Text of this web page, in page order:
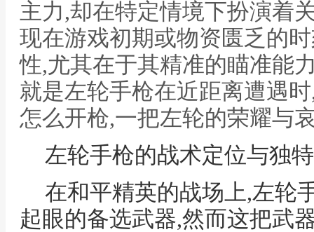
主力,却在特定情境下扮演着
现在游戏初期或物资匮乏的
性,尤其在于其精准的瞄准能
就是左轮手枪在近距离遭遇
怎么开枪,一把左轮的荣耀与
左轮手枪的战术定位与独
在和平精英的战场上,左轮
起眼的备选武器,然而这把武